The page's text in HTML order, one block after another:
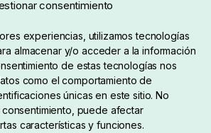
consentimiento
experiencias, utilizamos tecnologías
almacenar y/o acceder a la información
de estas tecnologías nos
como el comportamiento de
únicas en este sitio. No
puede afectar
características y funciones.